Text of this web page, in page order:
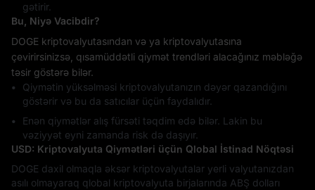
gətirir.
Bu, Niyə Vacibdir?
DOGE kriptovalyutasından və ya kriptovalyutasına
çevirirsinizsə, qısamüddətli qiymət trendləri alacağınız məbləğə
təsir göstərə bilər.
Qiymətin yüksəlməsi kriptovalyutanızın dəyər qazandığını
göstərir və bu da satıcılar üçün faydalıdır.
Enən qiymətlər alış fürsəti təqdim edə bilər. Lakin bu
vəziyyət eyni zamanda risk də daşıyır.
USD: Kriptovalyuta Qiymətləri üçün Qlobal İstinad Nöqtəsi
DOGE daxil olmaqla əksər kriptovalyutalar yerli valyutanızdan
asılı olmayaraq qlobal kriptovalyuta birjalarında ABŞ dolları